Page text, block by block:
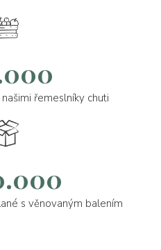
řemeslníky chuti
s věnovaným balením